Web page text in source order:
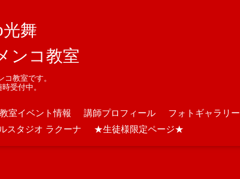
舞
ンコ教室
教室です。
受付中。
室イベント情報 講師プロフィール
フォトギャラリー
スタジオ ラクーナ ★生徒様限定ページ★